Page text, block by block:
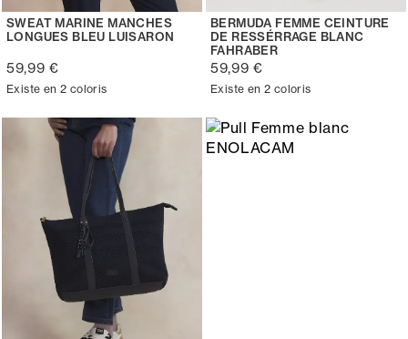
SWEAT MARINE MANCHES
LONGUES BLEU LUISARON
59,99 €
Existe en 2 coloris
BERMUDA FEMME CEINTURE
DE RESSÉRRAGE BLANC
FAHRABER
59,99 €
Existe en 2 coloris